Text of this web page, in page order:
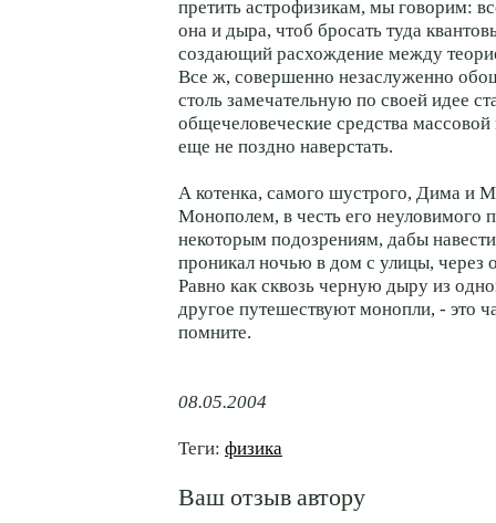
претить астрофизикам, мы говорим:
она и дыра, чтоб бросать туда
создающий расхождение между
Все ж, совершенно незаслуженно
столь замечательную по своей идее
общечеловеческие средства
еще не поздно наверстать.
А котенка, самого шустрого, Дима и
Монополем, в честь его неуловимого
некоторым подозрениям, дабы
проникал ночью в дом с улицы, через
Равно как сквозь черную дыру из
другое путешествуют монопли, - это
помните.
08.05.2004
Теги: физика
Ваш отзыв автору